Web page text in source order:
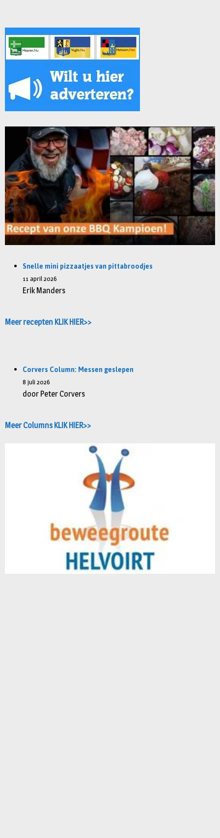
Snelle mini pizzaatjes van pittabroodjes
11 april 2026
Erik Manders
Meer recepten KLIK HIER>>
Corvers Column: Messen geslepen
8 juli 2026
door Peter Corvers
Meer Columns KLIK HIER>>